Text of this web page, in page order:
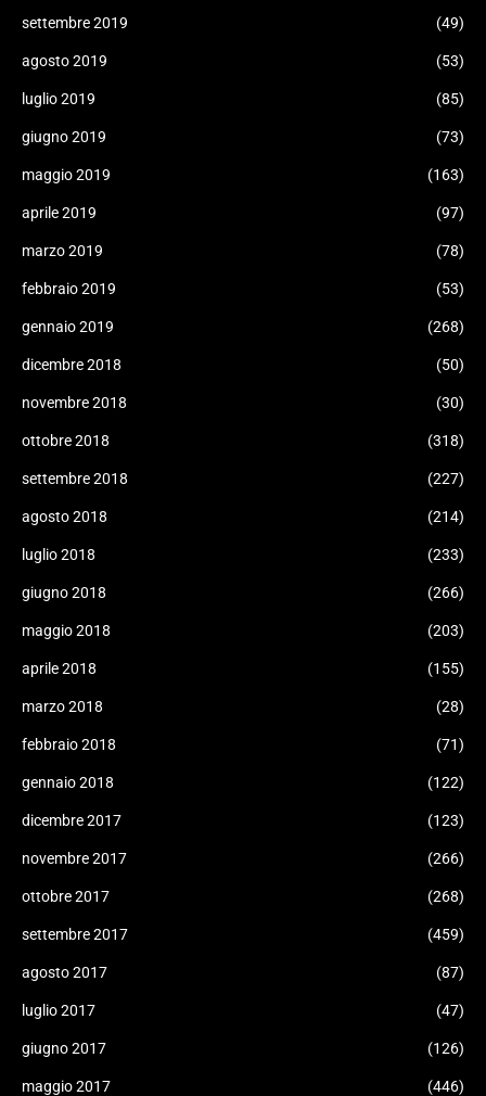
settembre 2019 (49)
agosto 2019 (53)
luglio 2019 (85)
giugno 2019 (73)
maggio 2019 (163)
aprile 2019 (97)
marzo 2019 (78)
febbraio 2019 (53)
gennaio 2019 (268)
dicembre 2018 (50)
novembre 2018 (30)
ottobre 2018 (318)
settembre 2018 (227)
agosto 2018 (214)
luglio 2018 (233)
giugno 2018 (266)
maggio 2018 (203)
aprile 2018 (155)
marzo 2018 (28)
febbraio 2018 (71)
gennaio 2018 (122)
dicembre 2017 (123)
novembre 2017 (266)
ottobre 2017 (268)
settembre 2017 (459)
agosto 2017 (87)
luglio 2017 (47)
giugno 2017 (126)
maggio 2017 (446)